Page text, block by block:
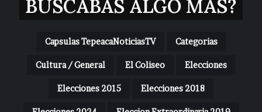
BUSCABAS ALGO MAS?
Capsulas TepeacaNoticiasTV Categorias
Cultura / General El Coliseo Elecciones
Elecciones 2015 Elecciones 2018